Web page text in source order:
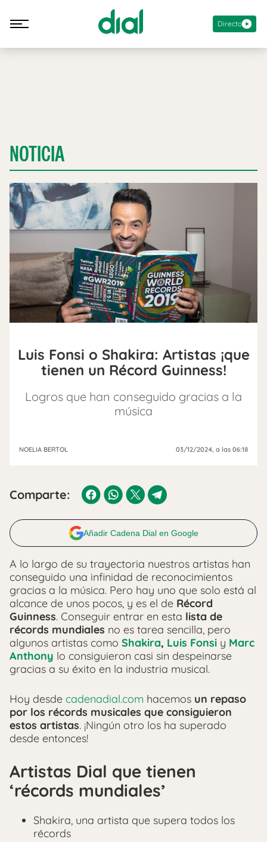
Directo
NOTICIA
Luis Fonsi o Shakira: Artistas ¡que
tienen un Récord Guinness!
Logros que han conseguido gracias a la
música
NOELIA BERTOL 03/12/2024, a las 06:18
Comparte:
Añadir Cadena Dial en Google
A lo largo de su trayectoria nuestros artistas han
conseguido una infinidad de reconocimientos
gracias a la música. Pero hay uno que solo está al
alcance de unos pocos, y es el de Récord
Guinness. Conseguir entrar en esta lista de
récords mundiales no es tarea sencilla, pero
algunos artistas como Shakira, Luis Fonsi y Marc
Anthony lo consiguieron casi sin despeinarse
gracias a su éxito en la industria musical.
Hoy desde cadenadial.com hacemos un repaso
por los récords musicales que consiguieron
estos artistas. ¡Ningún otro los ha superado
desde entonces!
Artistas Dial que tienen
‘récords mundiales’
Shakira, una artista que supera todos los
récords